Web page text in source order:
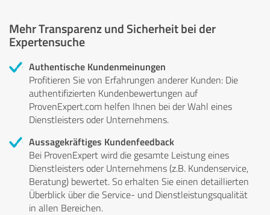
Mehr Transparenz und Sicherheit bei der
Expertensuche
Authentische Kundenmeinungen
Profitieren Sie von Erfahrungen anderer Kunden: Die
authentifizierten Kundenbewertungen auf
ProvenExpert.com helfen Ihnen bei der Wahl eines
Dienstleisters oder Unternehmens.
Aussagekräftiges Kundenfeedback
Bei ProvenExpert wird die gesamte Leistung eines
Dienstleisters oder Unternehmens (z.B. Kundenservice,
Beratung) bewertet. So erhalten Sie einen detaillierten
Überblick über die Service- und Dienstleistungsqualität
in allen Bereichen.